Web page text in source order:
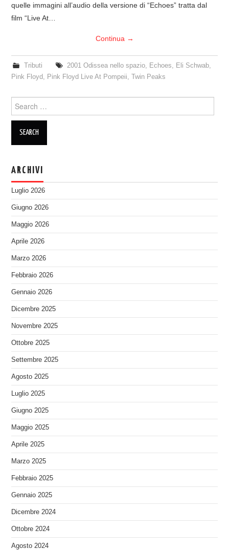
quelle immagini all’audio della versione di “Echoes” tratta dal
film “Live At…
Continua →
Tributi 2001 Odissea nello spazio, Echoes, Eli Schwab,
Pink Floyd, Pink Floyd Live At Pompeii,Twin Peaks
for:
ARCHIVI
Luglio 2026
Giugno 2026
Maggio 2026
Aprile 2026
Marzo 2026
Febbraio 2026
Gennaio 2026
Dicembre 2025
Novembre 2025
Ottobre 2025
Settembre 2025
Agosto 2025
Luglio 2025
Giugno 2025
Maggio 2025
Aprile 2025
Marzo 2025
Febbraio 2025
Gennaio 2025
Dicembre 2024
Ottobre 2024
Agosto 2024